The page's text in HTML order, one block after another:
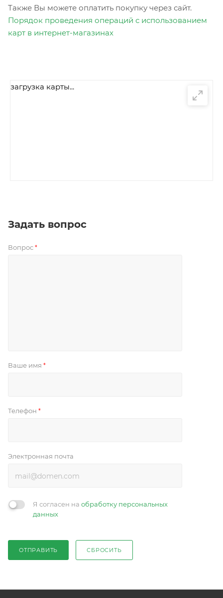
Также Вы можете оплатить покупку через сайт.
Порядок проведения операций с использованием
карт в интернет-магазинах
загрузка карты...
Задать вопрос
Вопрос *
Ваше имя *
Телефон *
Электронная почта
Я согласен на обработку персональных
данных
ОТПРАВИТЬ СБРОСИТЬ